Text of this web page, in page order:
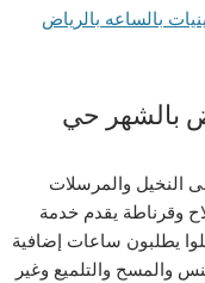
بالساعه بالرياض
بالشهر حي
النخيل والمرسلات
وقرناطة يقدم خدمة
يطلبون ساعات إضافية
والمسح والتلميع وغير